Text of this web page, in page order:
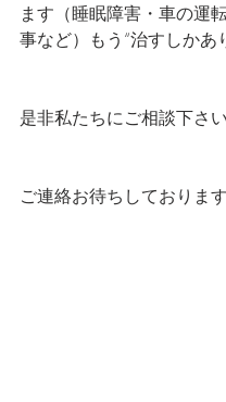
ます（睡眠障害・車の運
事など）もう“治すしかあ
是非私たちにご相談下さい
ご連絡お待ちしております